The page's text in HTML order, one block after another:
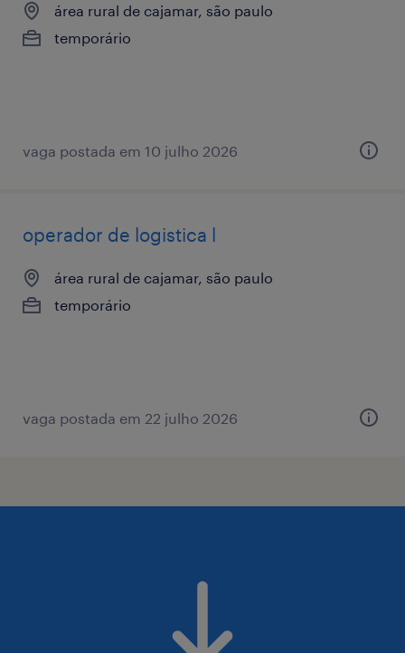
área rural de cajamar, são paulo
temporário
vaga postada em 10 julho 2026
operador de logistica l
área rural de cajamar, são paulo
temporário
vaga postada em 22 julho 2026